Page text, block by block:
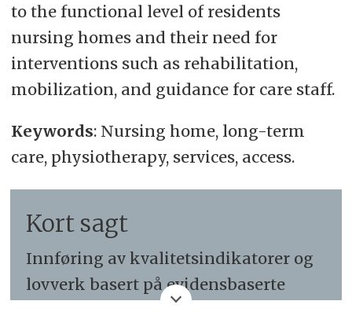
to the functional level of residents
nursing homes and their need for
interventions such as rehabilitation,
mobilization, and guidance for care staff.
Keywords: Nursing home, long-term
care, physiotherapy, services, access.
Kort sagt
Innføring av kvalitetsindikatorer og
lovverk basert på evidensbaserte